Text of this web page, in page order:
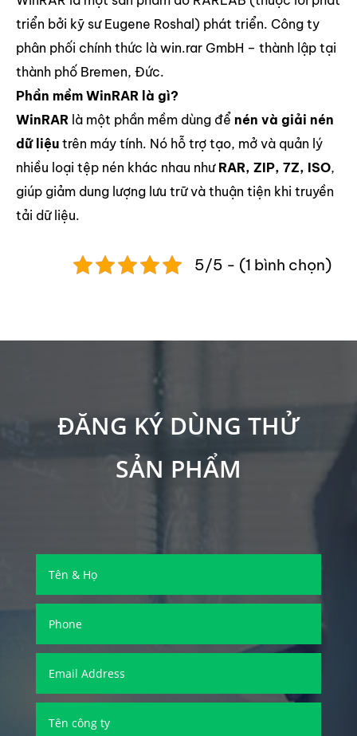
triển bởi kỹ sư Eugene Roshal) phát triển. Công ty
phân phối chính thức là win.rar GmbH – thành lập tại
thành phố Bremen, Đức.
Phần mềm WinRAR là gì?
WinRAR là một phần mềm dùng để nén và giải nén
dữ liệu trên máy tính. Nó hỗ trợ tạo, mở và quản lý
nhiều loại tệp nén khác nhau như RAR, ZIP, 7Z, ISO,
giúp giảm dung lượng lưu trữ và thuận tiện khi truyền
tải dữ liệu.
5/5 - (1 bình chọn)
ĐĂNG KÝ DÙNG THỬ
SẢN PHẨM